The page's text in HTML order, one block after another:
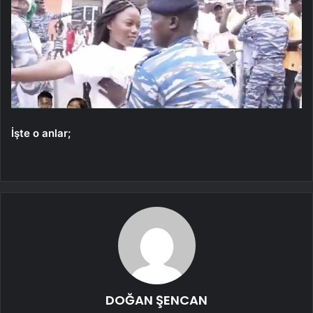
İşte o anlar;
DOĞAN ŞENCAN